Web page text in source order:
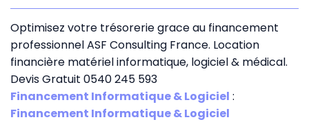
Optimisez votre trésorerie grace au financement
professionnel ASF Consulting France. Location
financière matériel informatique, logiciel & médical.
Devis Gratuit 0540 245 593
Financement Informatique & Logiciel :
Financement Informatique & Logiciel